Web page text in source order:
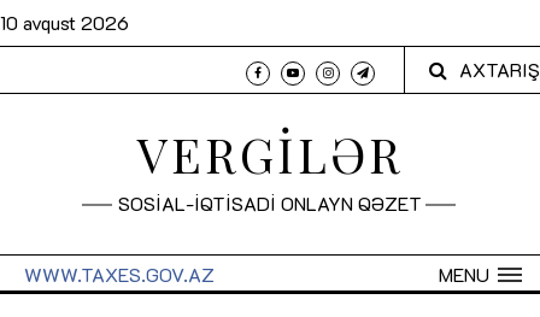
10 avqust 2026
AXTARIŞ
VERGİLƏR
SOSİAL-İQTİSADİ ONLAYN QƏZET
MENU
WWW.TAXES.GOV.AZ